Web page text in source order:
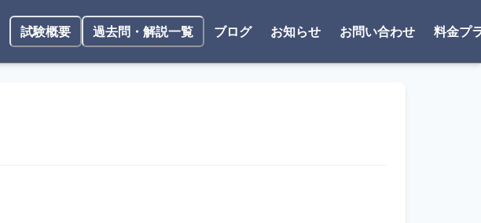
試験概要 過去問・解説一覧 ブログ お知らせ お問い合わせ 料金プ